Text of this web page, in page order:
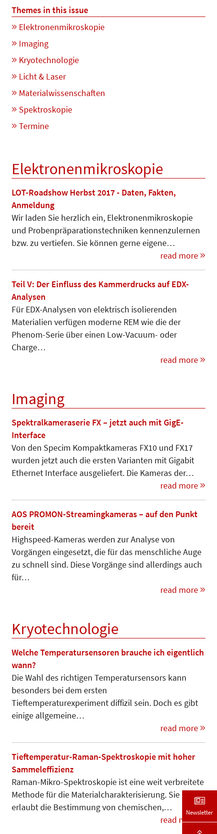
Themes in this issue
Elektronenmikroskopie
Imaging
Kryotechnologie
Licht & Laser
Materialwissenschaften
Spektroskopie
Termine
Elektronenmikroskopie
LOT-Roadshow Herbst 2017 - Daten, Fakten,
Anmeldung
Wir laden Sie herzlich ein, Elek­tro­nen­mikroskopie
und Pro­ben­prä­pa­­ra­tionstechniken kennenzu­ler­nen
bzw. zu vertiefen. Sie können gerne eigene…
read more
Teil V: Der Einfluss des Kammerdrucks auf EDX-
Analysen
Für EDX-Analysen von elektrisch isolierenden
Materialien verfügen moderne REM wie die der
Phenom-Serie über einen Low-Vacuum- oder
Charge…
read more
Imaging
Spektralkameraserie FX – jetzt auch mit GigE-
Interface
Von den Specim Kompaktkameras FX10 und FX17
wurden jetzt auch die ersten Varianten mit Gigabit
Ethernet Interface ausgeliefert. Die Kameras der…
read more
AOS PROMON-Streamingkameras – auf den Punkt
bereit
Highspeed-Kameras werden zur Ana­lyse von
Vorgängen eingesetzt, die für das menschliche Auge
zu schnell sind. Diese Vorgänge sind allerdings auch
für…
read more
Kryotechnologie
Welche Temperatursensoren brauche ich eigentlich
wann?
Die Wahl des richtigen Temperatursensors kann
besonders bei dem ersten
Tieftemperaturexperiment diffizil sein. Doch es gibt
einige allgemeine…
read more
Tieftemperatur-Raman-Spektroskopie mit hoher
Sammeleffizienz
Raman-Mikro-Spektroskopie ist eine weit verbreitete
Methode für die Materialcharakterisierung. Sie
erlaubt die Bestimmung von chemischen,…
read more
Newsletter